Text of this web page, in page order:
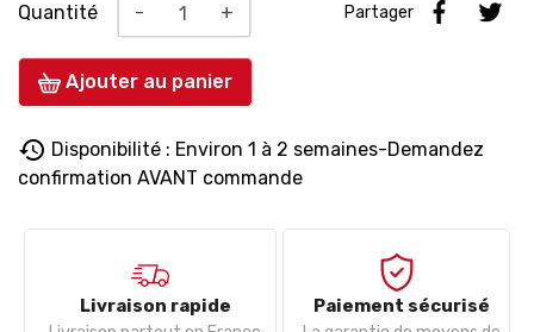
Quantité - +
Ajouter au panier
Partager
history Disponibilité : Environ 1 à 2 semaines-Demandez
confirmation AVANT commande
Livraison rapide Paiement sécurisé